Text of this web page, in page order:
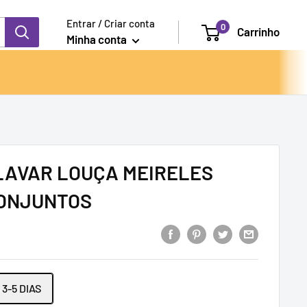
Entrar / Criar conta
Minha conta
0 Carrinho
LOUÇA MEIRELES
5 DIAS